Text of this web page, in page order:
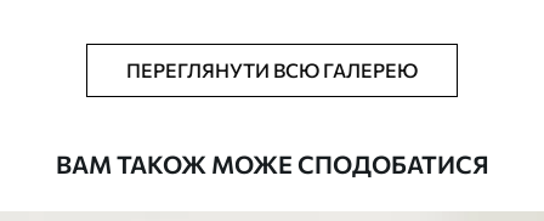
Додатково Можна додати лакове покриття.
ПЕРЕГЛЯНУТИ ВСЮ ГАЛЕРЕЮ
ВАМ ТАКОЖ МОЖЕ СПОДОБАТИСЯ